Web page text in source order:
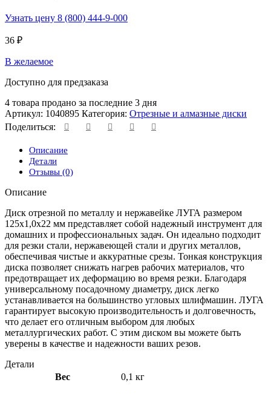
Узнать цену 8 (800) 444-9-000
36 ₽
В желаемое
Доступно для предзаказа
4 товара продано за последние 3 дня
Артикул: 1040895 Категория: Отрезные и алмазные диски
Поделиться:
Описание
Детали
Отзывы (0)
Описание
Диск отрезной по металлу и нержавейке ЛУГА размером
125х1,0х22 мм представляет собой надежный инструмент для
домашних и профессиональных задач. Он идеально подходит
для резки стали, нержавеющей стали и других металлов,
обеспечивая чистые и аккуратные срезы. Тонкая конструкция
диска позволяет снижать нагрев рабочих материалов, что
предотвращает их деформацию во время резки. Благодаря
универсальному посадочному диаметру, диск легко
устанавливается на большинство угловых шлифмашин. ЛУГА
гарантирует высокую производительность и долговечность,
что делает его отличным выбором для любых
металлургических работ. С этим диском вы можете быть
уверены в качестве и надежности ваших резов.
Детали
Вес
0,1 кг